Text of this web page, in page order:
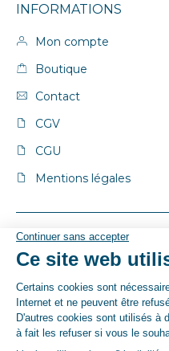
INFORMATIONS
Mon compte
Boutique
Contact
CGV
CGU
Mentions légales
© By